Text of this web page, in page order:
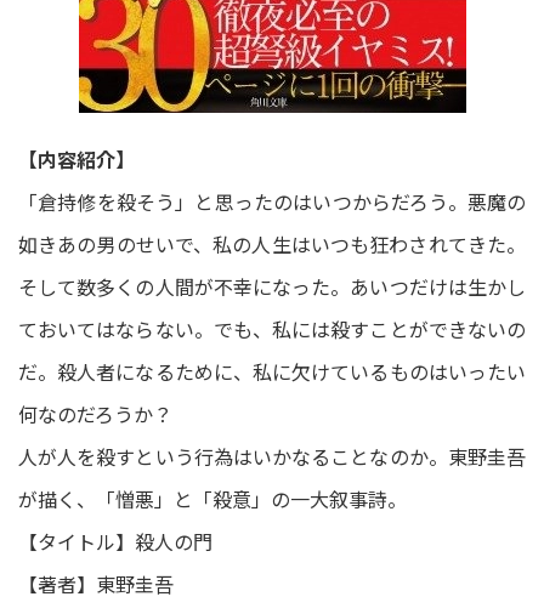
【内容紹介】
「倉持修を殺そう」と思ったのはいつからだろう。悪魔の
如きあの男のせいで、私の人生はいつも狂わされてきた。
そして数多くの人間が不幸になった。あいつだけは生かし
ておいてはならない。でも、私には殺すことができないの
だ。殺人者になるために、私に欠けているものはいったい
何なのだろうか？
人が人を殺すという行為はいかなることなのか。東野圭吾
が描く、「憎悪」と「殺意」の一大叙事詩。
【タイトル】殺人の門
【著者】東野圭吾